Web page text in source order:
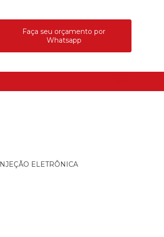
Faça seu orçamento por
Whatsapp
INJEÇÃO ELETRÔNICA